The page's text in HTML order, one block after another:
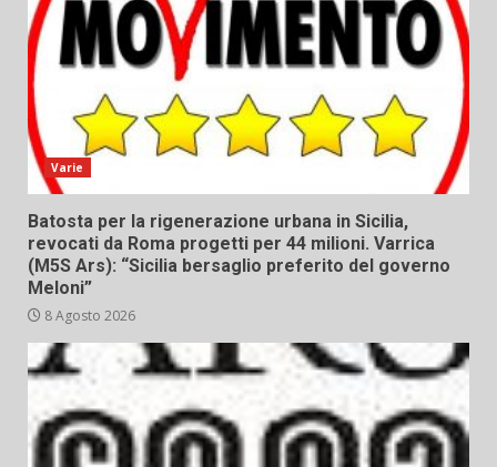
Varie
Batosta per la rigenerazione urbana in Sicilia,
revocati da Roma progetti per 44 milioni. Varrica
(M5S Ars): “Sicilia bersaglio preferito del governo
Meloni”
8 Agosto 2026